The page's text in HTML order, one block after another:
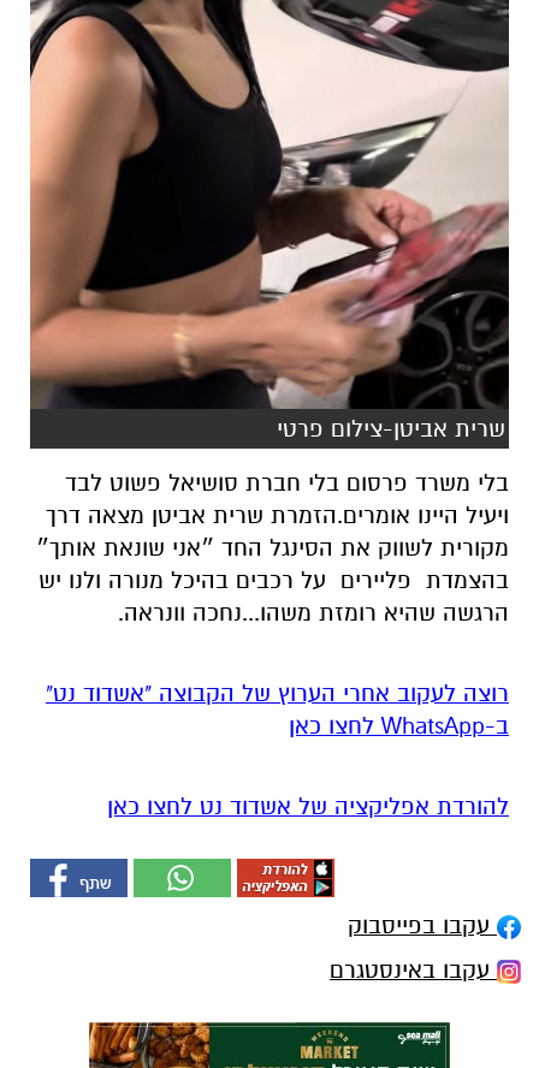
שרית אביטן-צילום פרטי
בלי משרד פרסום בלי חברת סושיאל פשוט לבד
ויעיל היינו אומרים.הזמרת שרית אביטן מצאה דרך
מקורית לשווק את הסינגל החד ״אני שונאת אותך״
בהצמדת פליירים על רכבים בהיכל מנורה ולנו יש
הרגשה שהיא רומזת משהו...נחכה וונראה.
רוצה לעקוב אחרי הערוץ של הקבוצה "אשדוד נט"
ב-WhatsApp לחצו כאן
להורדת אפליקציה של אשדוד נט לחצו כאן
עקבו בפייסבוק
עקבו באינסטגרם